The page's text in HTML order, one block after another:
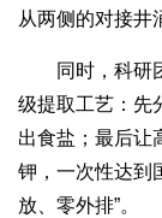
从两侧的对接井
同时，科研团
级提取工艺：先
出食盐；最后让
钾，一次性达到
放、零外排”。